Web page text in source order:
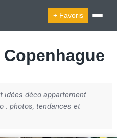
+ Favoris
Decoration Noël
idées déco appartement
: photos, tendances et